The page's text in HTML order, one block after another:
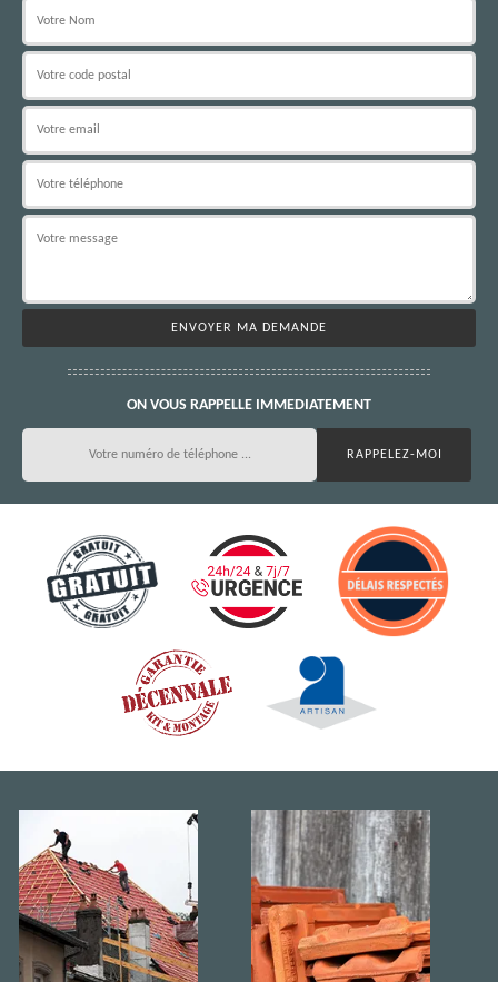
ON VOUS RAPPELLE IMMEDIATEMENT